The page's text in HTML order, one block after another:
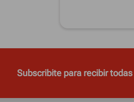
Subscribite para recibir